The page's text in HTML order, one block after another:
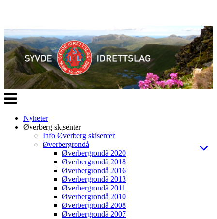
Veksle
navigasjon
Nyheter
Øverberg skisenter
Info Øverberg skisenter
Øverbergrondå
Øverbergrondå 2020
Øverbergrondå 2018
Øverbergrondå 2016
Øverbergrondå 2013
Øverbergrondå 2011
Øverbergrondå 2010
Øverbergrondå 2008
Øverbergrondå 2007